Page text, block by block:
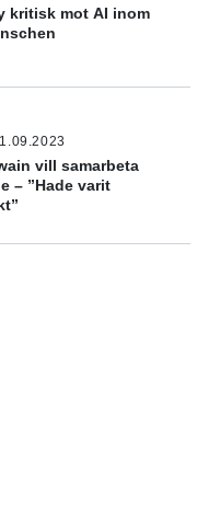
kritisk mot AI inom
vill samarbeta
– ”Hade varit